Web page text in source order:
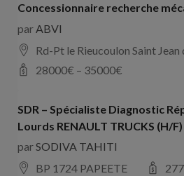
Concessionnaire recherche
parABVI
Rd-Pt le Rieucoulon Saint Jean
28000€ – 35000€
SDR – Spécialiste Diagnostic
Lourds RENAULT TRUCKS (H/F)
parSODIVA TAHITI
BP 1724 PAPEETE